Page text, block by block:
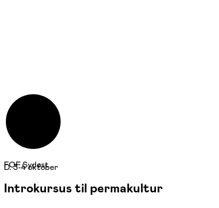
D. 3-4 oktober
FOF Sydøst
Introkursus til permakultur